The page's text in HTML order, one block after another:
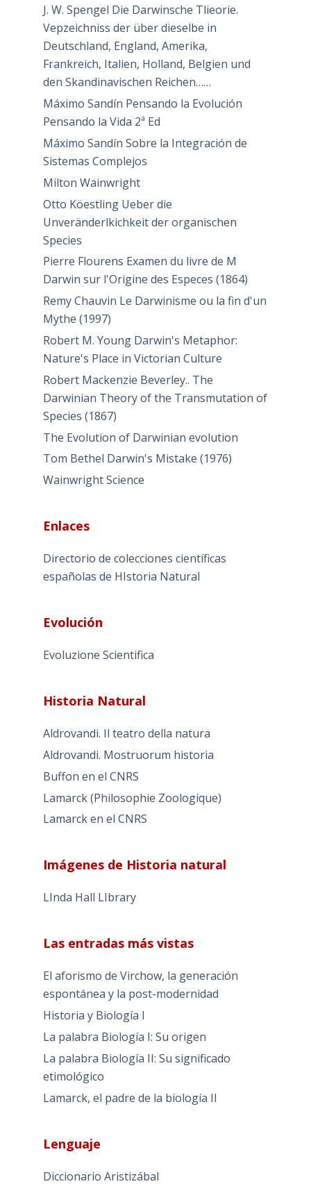
J. W. Spengel Die Darwinsche Tlieorie.
Vepzeichniss der über dieselbe in
Deutschland, England, Amerika,
Frankreich, Italien, Holland, Belgien und
den Skandinavischen Reichen……
Máximo Sandín Pensando la Evolución
Pensando la Vida 2ª Ed
Máximo Sandín Sobre la Integración de
Sistemas Complejos
Milton Wainwright
Otto Köestling Ueber die
Unveränderlkichkeit der organischen
Species
Pierre Flourens Examen du livre de M
Darwin sur l'Origine des Especes (1864)
Remy Chauvin Le Darwinisme ou la fin d'un
Mythe (1997)
Robert M. Young Darwin's Metaphor:
Nature's Place in Victorian Culture
Robert Mackenzie Beverley.. The
Darwinian Theory of the Transmutation of
Species (1867)
The Evolution of Darwinian evolution
Tom Bethel Darwin's Mistake (1976)
Wainwright Science
Enlaces
Directorio de colecciones científicas
españolas de HIstoria Natural
Evolución
Evoluzione Scientifica
Historia Natural
Aldrovandi. Il teatro della natura
Aldrovandi. Mostruorum historia
Buffon en el CNRS
Lamarck (Philosophie Zoologique)
Lamarck en el CNRS
Imágenes de Historia natural
LInda Hall LIbrary
Las entradas más vistas
El aforismo de Virchow, la generación
espontánea y la post-modernidad
Historia y Biología I
La palabra Biología I: Su origen
La palabra Biología II: Su significado
etimológico
Lamarck, el padre de la biología II
Lenguaje
Diccionario Aristizábal